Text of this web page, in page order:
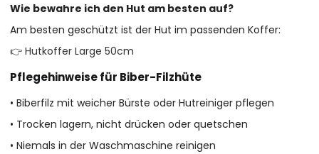
Wie bewahre ich den Hut am besten auf?
Am besten geschützt ist der Hut im passenden Koffer:
👉Hutkoffer Large 50cm
Pflegehinweise für Biber-Filzhüte
• Biberfilz mit weicher Bürste oder Hutreiniger pflegen
• Trocken lagern, nicht drücken oder quetschen
• Niemals in der Waschmaschine reinigen